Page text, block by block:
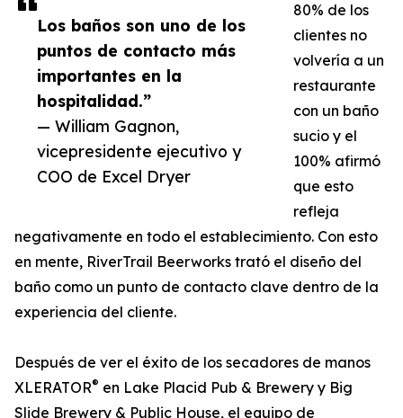
Los baños son uno de los
puntos de contacto más
importantes en la
hospitalidad.”
— William Gagnon,
vicepresidente ejecutivo y
COO de Excel Dryer
80% de los
clientes no
volvería a un
restaurante
con un baño
sucio y el
100% afirmó
que esto
refleja
negativamente en todo el establecimiento. Con esto
en mente, RiverTrail Beerworks trató el diseño del
baño como un punto de contacto clave dentro de la
experiencia del cliente.
Después de ver el éxito de los secadores de manos
XLERATOR® en Lake Placid Pub & Brewery y Big
Slide Brewery & Public House, el equipo de